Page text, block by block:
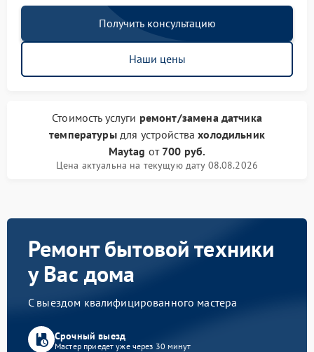
Получить консультацию
Наши цены
Стоимость услуги ремонт/замена датчика
температурыдля устройствахолодильник
Maytag от 700 руб.
Цена актуальна на текущую дату 08.08.2026
Ремонт бытовой техники
у Вас дома
С выездом квалифицированного мастера
Срочный выезд
Мастер приедет уже через 30 минут